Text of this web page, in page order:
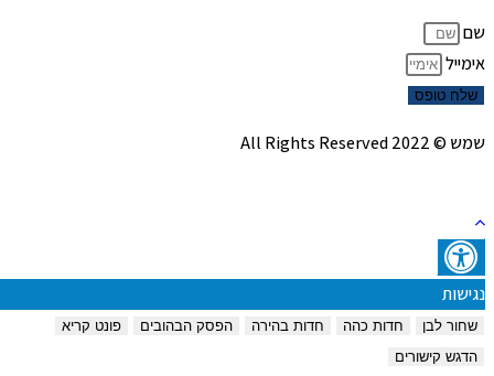
שם
אימייל
שלח טופס
שמש © 2022 All Rights Reserved
נגישות
שחור לבן חדות כהה חדות בהירה הפסק הבהובים
פונט קריא
הדגש קישורים